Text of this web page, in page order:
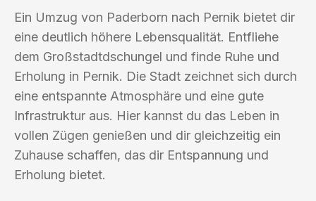
Ein Umzug von Paderborn nach Pernik bietet dir
eine deutlich höhere Lebensqualität. Entfliehe
dem Großstadtdschungel und finde Ruhe und
Erholung in Pernik. Die Stadt zeichnet sich durch
eine entspannte Atmosphäre und eine gute
Infrastruktur aus. Hier kannst du das Leben in
vollen Zügen genießen und dir gleichzeitig ein
Zuhause schaffen, das dir Entspannung und
Erholung bietet.